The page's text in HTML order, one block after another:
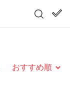
替え